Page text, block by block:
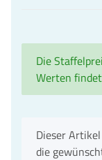
Die
Werten
x
Dieser
die